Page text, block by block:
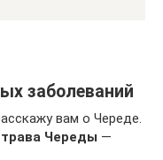
заболеваний
вам о Череде.
трава Череды —